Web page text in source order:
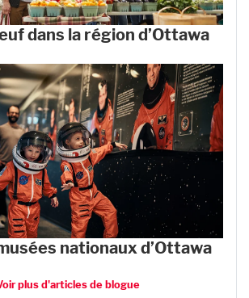
dans la région d’Ottawa
nationaux d’Ottawa
plus d'articles de blogue